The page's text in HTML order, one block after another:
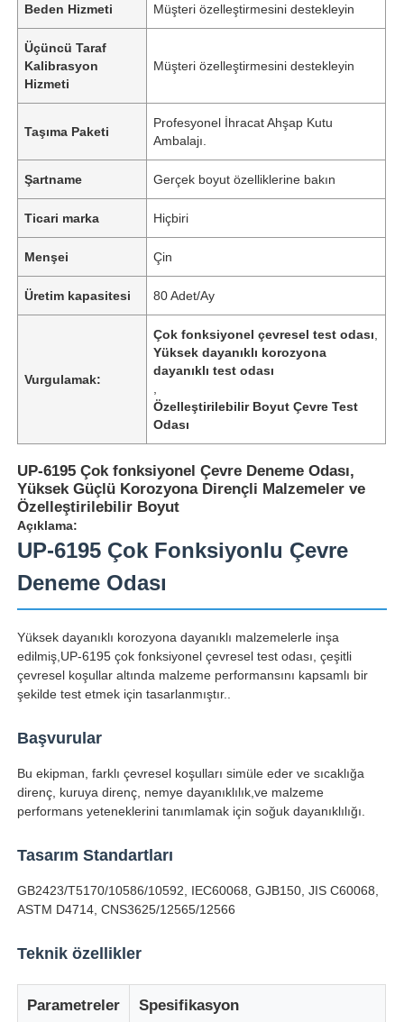
Ana sayfa
Ürünler
Beden Hizmeti Müşteri özelleştirmesini destekleyin
Üçüncü Taraf
Kalibrasyon
Hizmeti
Müşteri özelleştirmesini destekleyin
Taşıma Paketi
Profesyonel İhracat Ahşap Kutu
Ambalajı.
Şartname Gerçek boyut özelliklerine bakın
Ticari marka Hiçbiri
Menşei Çin
Üretim kapasitesi 80 Adet/Ay
Vurgulamak:
Çok fonksiyonel çevresel test odası
Yüksek dayanıklı korozyona
dayanıklı test odası
Özelleştirilebilir Boyut Çevre Test
Odası
UP-6195 Çok fonksiyonel Çevre Deneme Odası,
Yüksek Güçlü Korozyona Dirençli Malzemeler ve
Özelleştirilebilir Boyut
Açıklama:
UP-6195 Çok Fonksiyonlu Çevre
Deneme Odası
Yüksek dayanıklı korozyona dayanıklı malzemelerle inşa
edilmiş,UP-6195 çok fonksiyonel çevresel test odası, çeşitli
çevresel koşullar altında malzeme performansını kapsamlı bir
şekilde test etmek için tasarlanmıştır..
Başvurular
Bu ekipman, farklı çevresel koşulları simüle eder ve sıcaklığa
direnç, kuruya direnç, nemye dayanıklılık,ve malzeme
performans yeteneklerini tanımlamak için soğuk dayanıklılığı.
Tasarım Standartları
GB2423/T5170/10586/10592, IEC60068, GJB150, JIS C60068,
ASTM D4714, CNS3625/12565/12566
Teknik özellikler
Parametreler Spesifikasyon